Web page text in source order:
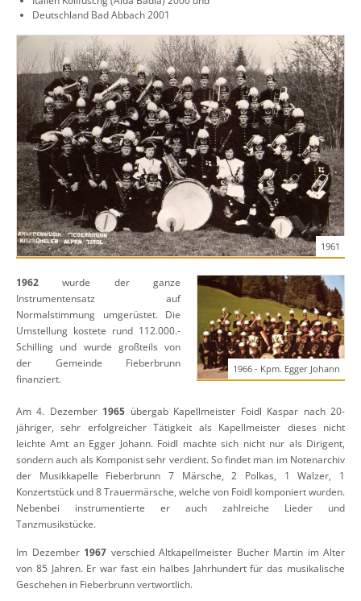
Deutschland Bad Abbach 2001
1961
1966 - Kpm. Egger Johann
1962 wurde der ganze
Instrumentensatz auf
Normalstimmung umgerüstet. Die
Umstellung kostete rund 112.000.-
Schilling und wurde großteils von
der Gemeinde Fieberbrunn
finanziert.
Am 4. Dezember 1965 übergab Kapellmeister Foidl Kaspar nach 20-
jähriger, sehr erfolgreicher Tätigkeit als Kapellmeister dieses nicht
leichte Amt an Egger Johann. Foidl machte sich nicht nur als Dirigent,
sondern auch als Komponist sehr verdient. So findet man im Notenarchiv
der Musikkapelle Fieberbrunn 7 Märsche, 2 Polkas, 1 Walzer, 1
Konzertstück und 8 Trauermärsche, welche von Foidl komponiert wurden.
Nebenbei instrumentierte er auch zahlreiche Lieder und
Tanzmusikstücke.
Im Dezember 1967 verschied Altkapellmeister Bucher Martin im Alter
von 85 Jahren. Er war fast ein halbes Jahrhundert für das musikalische
Geschehen in Fieberbrunn vertwortlich.